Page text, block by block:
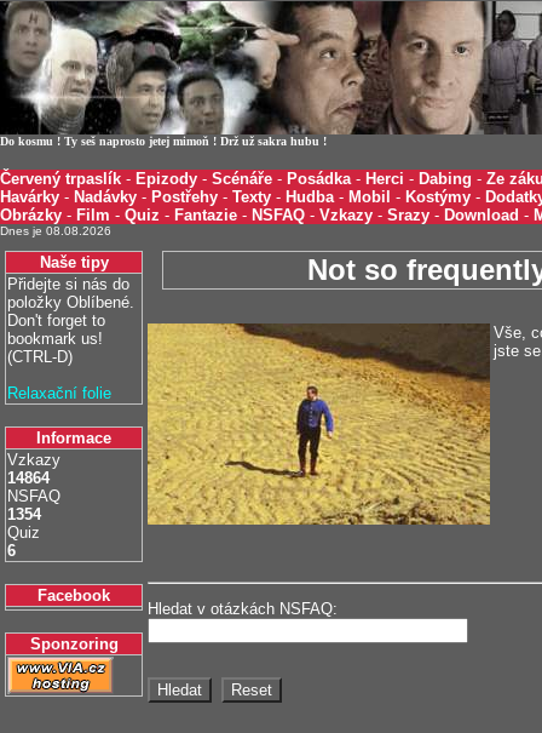
Do kosmu ! Ty seš naprosto jetej mimoň ! Drž už sakra hubu !
Červený trpaslík - Epizody - Scénáře - Posádka- Herci - Dabing - Ze
Havárky - Nadávky - Postřehy - Texty - Hudba- Mobil - Kostýmy -
Obrázky - Film - Quiz - Fantazie - NSFAQ - Vzkazy - Srazy - Download -
Dnes je 08.08.2026
Naše tipy
Přidejte si nás do
položky Oblíbené.
Don't forget to
bookmark us!
(CTRL-D)
Relaxační folie
Informace
Vzkazy
14864
NSFAQ
1354
Quiz
6
Facebook
Sponzoring
Not so
Vše,
jste
Hledat v otázkách NSFAQ: